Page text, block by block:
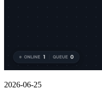
2026-06-25